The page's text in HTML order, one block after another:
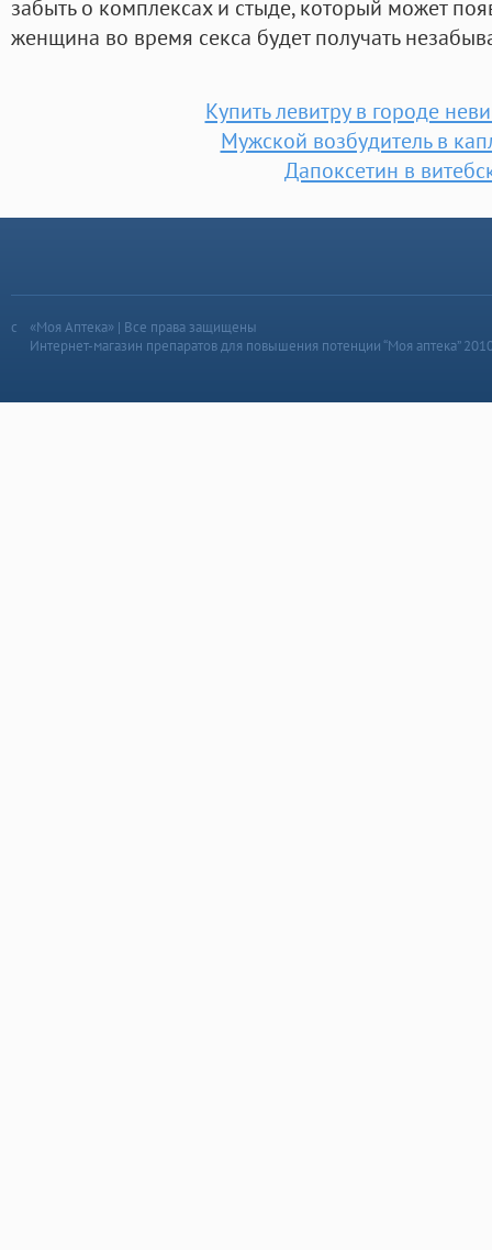
забыть о комплексах и стыде, который может
женщина во время секса будет получать
Купить левитру в городе
Мужской возбудитель в
Дапоксетин в
«Моя Аптека» | Все права защищены
Интернет-магазин препаратов для повышения потенции “Моя аптека”